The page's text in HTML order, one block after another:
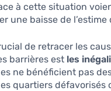
à cette situation
une baisse de
de retracer les
barrières est les
ne bénéficient pas
quartiers défavorisés